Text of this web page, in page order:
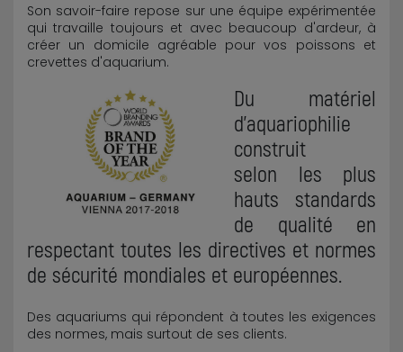
Son savoir-faire repose sur une équipe expérimentée
qui travaille toujours et avec beaucoup d'ardeur, à
créer un domicile agréable pour vos poissons et
crevettes d'aquarium.
Du matériel
d'aquariophilie
construit
selon les plus
hauts standards
de qualité en
respectant toutes les directives et normes
de sécurité mondiales et européennes.
Des aquariums qui répondent à toutes les exigences
des normes, mais surtout de ses clients.